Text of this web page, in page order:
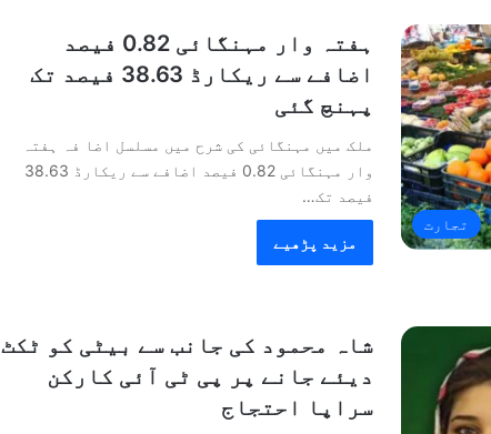
تجارت
ہفتہ وار مہنگائی 0.82 فیصد
اضافے سے ریکارڈ 38.63 فیصد تک
پہنچ گئی
ملک میں مہنگائی کی شرح میں مسلسل اضا فہ ہفتہ
وار مہنگائی 0.82 فیصد اضافے سے ریکارڈ 38.63
فیصد تک…
مزید پڑھیے
شاہ محمود کی جانب سے بیٹی کو ٹکٹ
دیئے جانے پر پی ٹی آئی کارکن
سراپا احتجاج